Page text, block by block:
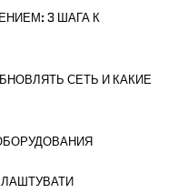
3 ШАГА К
СЕТЬ И КАКИЕ